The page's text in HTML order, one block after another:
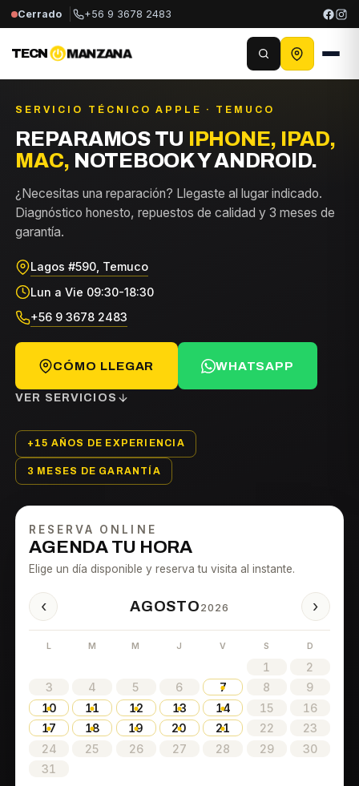
Cerrado +56 9 3678 2483
TECN MANZANA
SERVICIO TÉCNICO APPLE · TEMUCO
REPARAMOS TU
IPHONE, IPAD,
MAC, NOTEBOOK Y ANDROID.
¿Necesitas una reparación? Llegaste al lugar indicado.
Diagnóstico honesto, repuestos de calidad y 3 meses de
garantía.
Lagos #590, Temuco
Lun a Vie 09:30-18:30
+56 9 3678 2483
CÓMO LLEGAR WHATSAPP
VER SERVICIOS
+15 AÑOS DE EXPERIENCIA
3 MESES DE GARANTÍA
RESERVA ONLINE
AGENDA TU HORA
Elige un día disponible y reserva tu visita al instante.
‹ AGOSTO 2026 ›
L M M J V S D
1
2
3
4 5 6 7 8
9
10
11 12 13 14 15
16
17
18 19 20 21 22
23
24
25 26 27 28 29
30
31